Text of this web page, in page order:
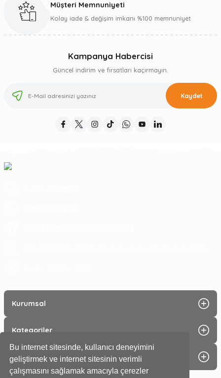
Bu internet sitesinde, kullanıcı deneyimini
geliştirmek ve internet sitesinin verimli
çalışmasını sağlamak amacıyla çerezler
Müşteri Memnuniyeti
Kolay iade & değişim imkanı %100 memnuniyet
Kampanya Habercisi
Güncel indirim ve fırsatları kaçırmayın.
Kaydet
Kurumsal
Kategoriler
Alışveriş